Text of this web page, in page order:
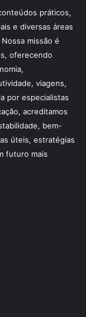
práticos,
e diversas áreas
missão é
oferecendo
viagens,
por especialistas
acreditamos
bem-
úteis, estratégias
futuro mais